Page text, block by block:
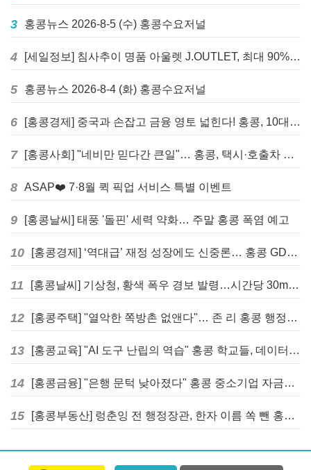
3 홍콩뉴스 2026-8-5 (수) 홍콩수요저널
4 [세일정보] 침사추이 명품 아울렛 J.OUTLET, 최대 90% 빅 세일 진행
5 홍콩뉴스 2026-8-4 (화) 홍콩수요저널
6 [홍콩경제] 중국과 손잡고 금융 영토 넓힌다! 홍콩, 10대 신규 정책 발표
7 [홍콩사회] "네비만 믿다간 큰일"… 홍콩, 택시·호출차 통합 시험 도입하며 규제 본격화
8 ASAP❤️ 7·8월 퀵 픽업 서비스 특별 이벤트
9 [홍콩날씨] 태풍 '돌핀' 세력 약화… 주말 홍콩 폭염 예고
10 [홍콩경제] ‘역대급’ 재정 성장에도 신중론… 홍콩 GDP 전망 상향 속 “지정학적 리스크 경계”
11 [홍콩날씨] 기상청, 황색 폭우 경보 발령…시간당 30mm 이상 강우 예보
12 [홍콩주택] "열악한 쪽방촌 없앤다"… 존 리 홍콩 행정장관, 4년 내 단계적 폐지 선언
13 [홍콩교육] "AI 도구 난립의 역습" 홍콩 학교들, 데이터 고립에 교육 효과 평가 비상
14 [홍콩금융] "은행 문턱 낮아졌다" 홍콩 중소기업 자금줄 숨통 트이나… HKMA "2분기 신용 조건 안정적"
15 [홍콩부동산] 렁춘잉 전 행정장관, 한자 이름 쏙 뺀 홍콩 고급 아파트 단지들에 쓴소리